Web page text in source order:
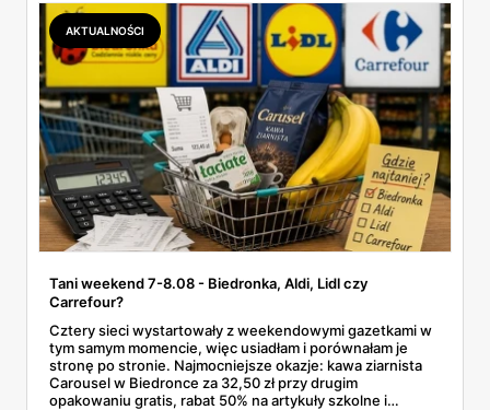
promocji dyskontu.
AKTUALNOŚCI
Tani weekend 7-8.08 - Biedronka, Aldi, Lidl czy
Carrefour?
Cztery sieci wystartowały z weekendowymi gazetkami w
tym samym momencie, więc usiadłam i porównałam je
stronę po stronie. Najmocniejsze okazje: kawa ziarnista
Carousel w Biedronce za 32,50 zł przy drugim
opakowaniu gratis, rabat 50% na artykuły szkolne i